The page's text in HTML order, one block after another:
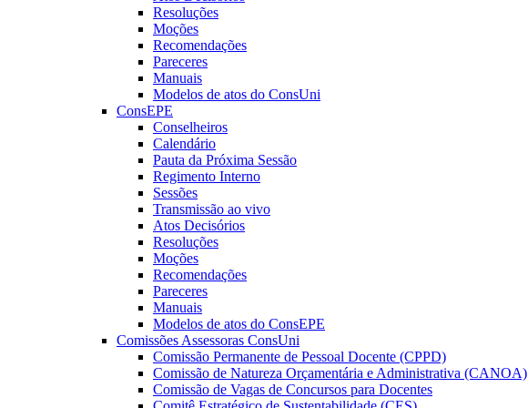
Resoluções
Moções
Recomendações
Pareceres
Manuais
Modelos de atos do ConsUni
ConsEPE
Conselheiros
Calendário
Pauta da Próxima Sessão
Regimento Interno
Sessões
Transmissão ao vivo
Atos Decisórios
Resoluções
Moções
Recomendações
Pareceres
Manuais
Modelos de atos do ConsEPE
Comissões Assessoras ConsUni
Comissão Permanente de Pessoal Docente (CPPD)
Comissão de Natureza Orçamentária e Administrativa (CANOA)
Comissão de Vagas de Concursos para Docentes